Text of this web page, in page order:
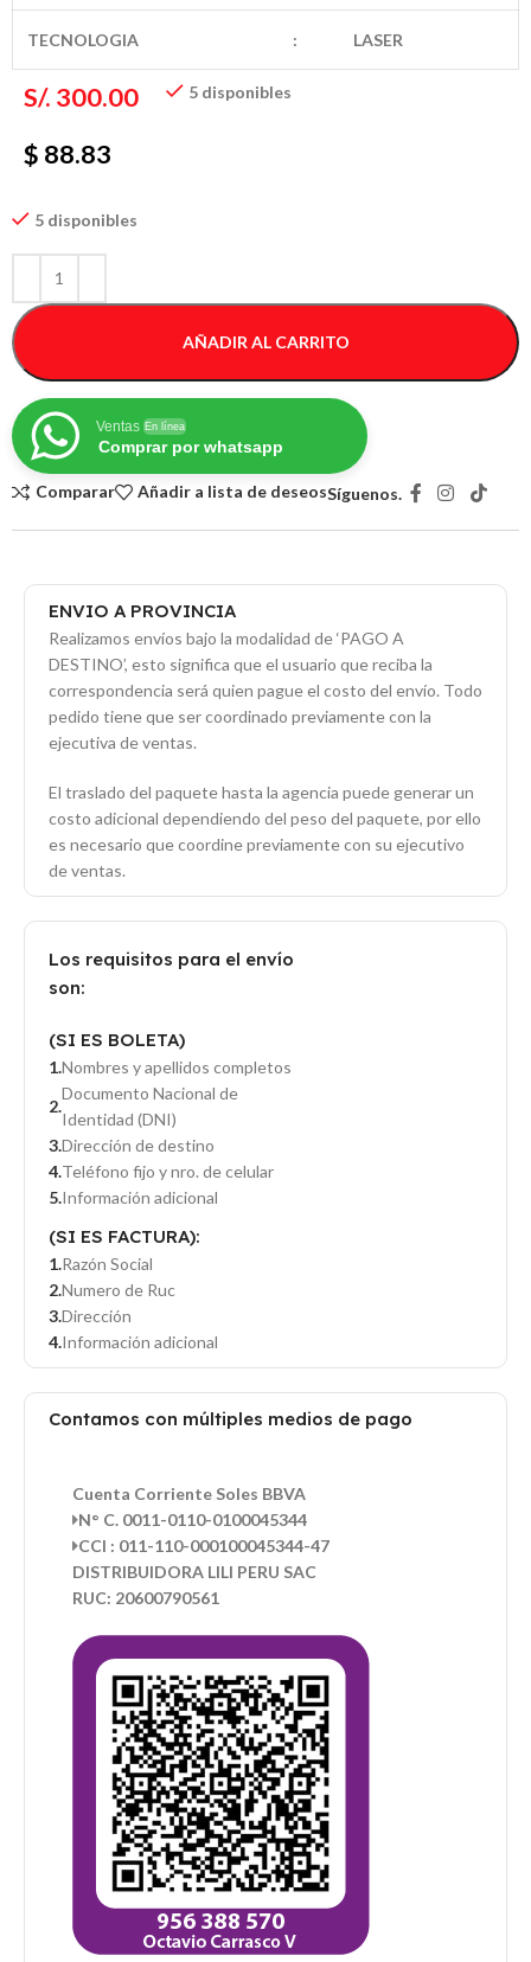
TECNOLOGIA : LASER
S/. 300.00
$ 88.83
5 disponibles
5 disponibles
AÑADIR AL CARRITO
Ventas En línea
Comprar por whatsapp
Comparar Añadir a lista de deseosSíguenos.
ENVIO A PROVINCIA
Realizamos envíos bajo la modalidad de ‘PAGO A
DESTINO’, esto significa que el usuario que reciba la
correspondencia será quien pague el costo del envío. Todo
pedido tiene que ser coordinado previamente con la
ejecutiva de ventas.
El traslado del paquete hasta la agencia puede generar un
costo adicional dependiendo del peso del paquete, por ello
es necesario que coordine previamente con su ejecutivo
de ventas.
Los requisitos para el envío
son:
(SI ES BOLETA)
Nombres y apellidos completos
Documento Nacional de
Identidad (DNI)
Dirección de destino
Teléfono fijo y nro. de celular
Información adicional
(SI ES FACTURA):
Razón Social
Numero de Ruc
Dirección
Información adicional
Contamos con múltiples medios de pago
Cuenta Corriente Soles BBVA
N° C. 0011-0110-0100045344
CCI : 011-110-000100045344-47
DISTRIBUIDORA LILI PERU SAC
RUC: 20600790561